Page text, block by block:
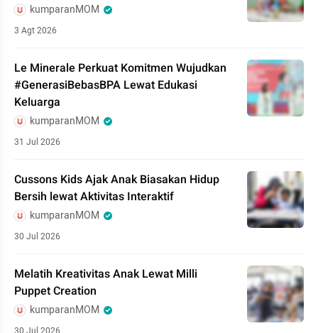
kumparanMOM
3 Agt 2026
Le Minerale Perkuat Komitmen Wujudkan
#GenerasiBebasBPA Lewat Edukasi
Keluarga
kumparanMOM
31 Jul 2026
Cussons Kids Ajak Anak Biasakan Hidup
Bersih lewat Aktivitas Interaktif
kumparanMOM
30 Jul 2026
Melatih Kreativitas Anak Lewat Milli
Puppet Creation
kumparanMOM